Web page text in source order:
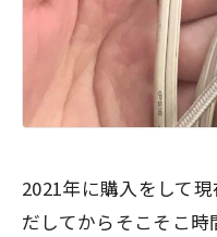
2021年に購入をして
だしてからそこそこ